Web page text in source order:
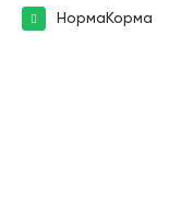
НормаКорма